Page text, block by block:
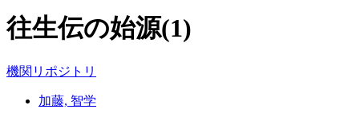
往生伝の始源(1)
機関リポジトリ
加藤, 智学